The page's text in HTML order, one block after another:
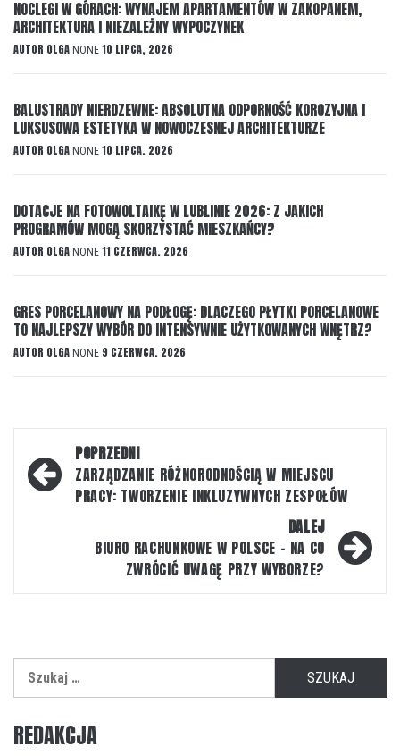
NOCLEGI W GÓRACH: WYNAJEM APARTAMENTÓW W ZAKOPANEM,
ARCHITEKTURA I NIEZALEŻNY WYPOCZYNEK
AUTOR OLGA NONE 10 LIPCA, 2026
BALUSTRADY NIERDZEWNE: ABSOLUTNA ODPORNOŚĆ KOROZYJNA I
LUKSUSOWA ESTETYKA W NOWOCZESNEJ ARCHITEKTURZE
AUTOR OLGA NONE 10 LIPCA, 2026
DOTACJE NA FOTOWOLTAIKĘ W LUBLINIE 2026: Z JAKICH
PROGRAMÓW MOGĄ SKORZYSTAĆ MIESZKAŃCY?
AUTOR OLGA NONE 11 CZERWCA, 2026
GRES PORCELANOWY NA PODŁOGĘ: DLACZEGO PŁYTKI PORCELANOWE
TO NAJLEPSZY WYBÓR DO INTENSYWNIE UŻYTKOWANYCH WNĘTRZ?
AUTOR OLGA NONE 9 CZERWCA, 2026
Nawigacja
wpisu
POPRZEDNI
ZARZĄDZANIE RÓŻNORODNOŚCIĄ W MIEJSCU
PRACY: TWORZENIE INKLUZYWNYCH ZESPOŁÓW
DALEJ
BIURO RACHUNKOWE W POLSCE – NA CO
ZWRÓCIĆ UWAGĘ PRZY WYBORZE?
REDAKCJA